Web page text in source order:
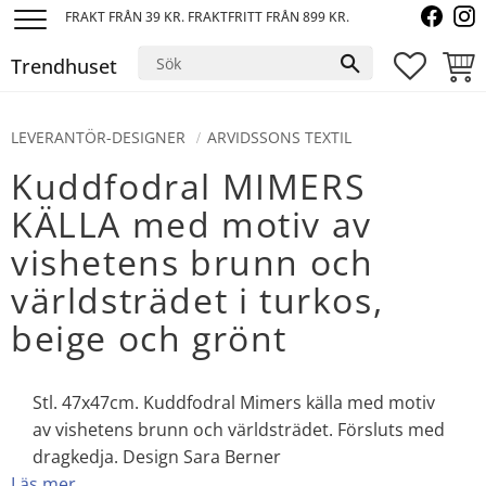
FRAKT FRÅN 39 KR. FRAKTFRITT FRÅN 899 KR.
Trendhuset
LEVERANTÖR-DESIGNER ARVIDSSONS TEXTIL
Kuddfodral MIMERS
KÄLLA med motiv av
vishetens brunn och
världsträdet i turkos,
beige och grönt
Stl. 47x47cm. Kuddfodral Mimers källa med motiv
av vishetens brunn och världsträdet. Försluts med
dragkedja. Design Sara Berner